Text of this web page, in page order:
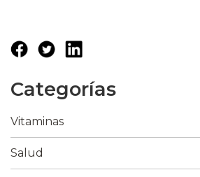
Categorías
Vitaminas
Salud